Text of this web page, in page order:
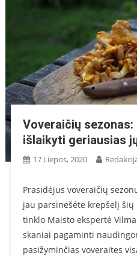
Voveraičių
išlaikyti geriausias
17 Liepos, 2020
Prasidėjus voveraičių
jau parsinešėte krepšelį šių
tinklo Maisto ekspertė
skaniai pagaminti
pasižyminčias voveraites